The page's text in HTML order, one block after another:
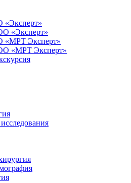
«Эксперт»
«МРТ Эксперт»
«МРТ Эксперт»